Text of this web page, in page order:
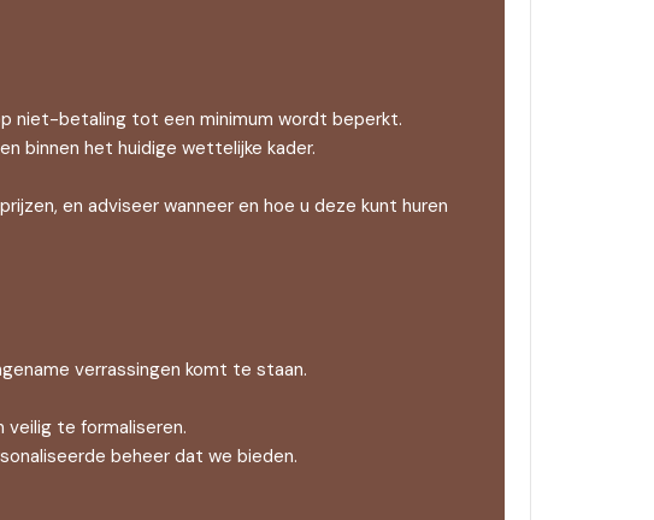
niet-betaling tot een minimum wordt beperkt.
binnen het huidige wettelijke kader.
en adviseer wanneer en hoe u deze kunt huren
verrassingen komt te staan.
te formaliseren.
beheer dat we bieden.